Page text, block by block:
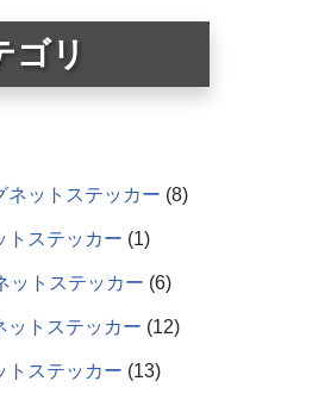
ゴリ
ネットステッカー 8
トステッカー 1
ットステッカー 6
ットステッカー 12
トステッカー 13